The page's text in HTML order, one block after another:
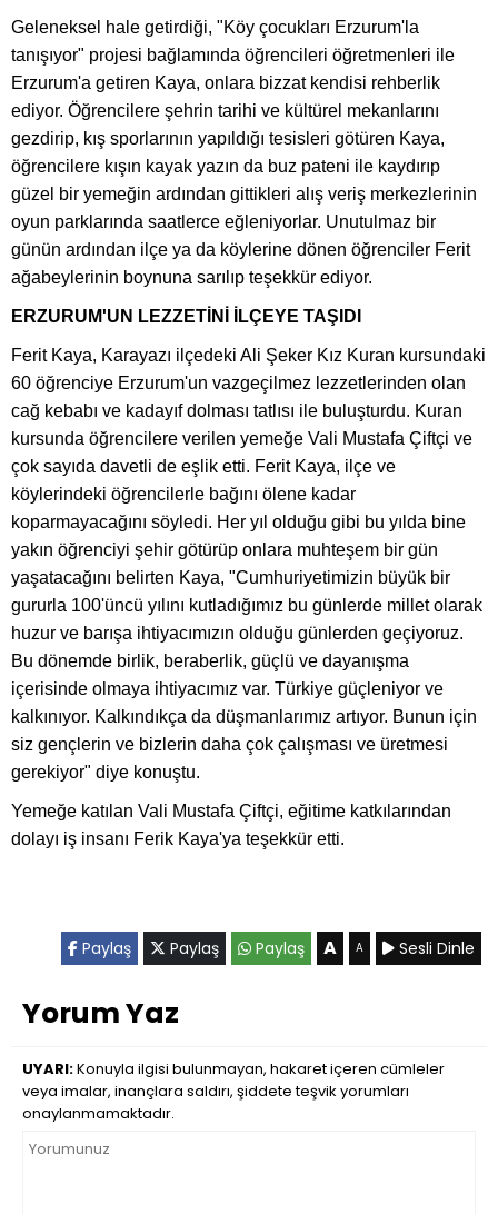
Geleneksel hale getirdiği, "Köy çocukları Erzurum'la
tanışıyor" projesi bağlamında öğrencileri öğretmenleri ile
Erzurum'a getiren Kaya, onlara bizzat kendisi rehberlik
ediyor. Öğrencilere şehrin tarihi ve kültürel mekanlarını
gezdirip, kış sporlarının yapıldığı tesisleri götüren Kaya,
öğrencilere kışın kayak yazın da buz pateni ile kaydırıp
güzel bir yemeğin ardından gittikleri alış veriş merkezlerinin
oyun parklarında saatlerce eğleniyorlar. Unutulmaz bir
günün ardından ilçe ya da köylerine dönen öğrenciler Ferit
ağabeylerinin boynuna sarılıp teşekkür ediyor.
ERZURUM'UN LEZZETİNİ İLÇEYE TAŞIDI
Ferit Kaya, Karayazı ilçedeki Ali Şeker Kız Kuran kursundaki
60 öğrenciye Erzurum'un vazgeçilmez lezzetlerinden olan
cağ kebabı ve kadayıf dolması tatlısı ile buluşturdu. Kuran
kursunda öğrencilere verilen yemeğe Vali Mustafa Çiftçi ve
çok sayıda davetli de eşlik etti. Ferit Kaya, ilçe ve
köylerindeki öğrencilerle bağını ölene kadar
koparmayacağını söyledi. Her yıl olduğu gibi bu yılda bine
yakın öğrenciyi şehir götürüp onlara muhteşem bir gün
yaşatacağını belirten Kaya, "Cumhuriyetimizin büyük bir
gururla 100'üncü yılını kutladığımız bu günlerde millet olarak
huzur ve barışa ihtiyacımızın olduğu günlerden geçiyoruz.
Bu dönemde birlik, beraberlik, güçlü ve dayanışma
içerisinde olmaya ihtiyacımız var. Türkiye güçleniyor ve
kalkınıyor. Kalkındıkça da düşmanlarımız artıyor. Bunun için
siz gençlerin ve bizlerin daha çok çalışması ve üretmesi
gerekiyor" diye konuştu.
Yemeğe katılan Vali Mustafa Çiftçi, eğitime katkılarından
dolayı iş insanı Ferik Kaya'ya teşekkür etti.
Paylaş Paylaş Paylaş A A Sesli Dinle
Yorum Yaz
UYARI:Konuyla ilgisi bulunmayan, hakaret içeren cümleler
veya imalar, inançlara saldırı, şiddete teşvik yorumları
onaylanmamaktadır.